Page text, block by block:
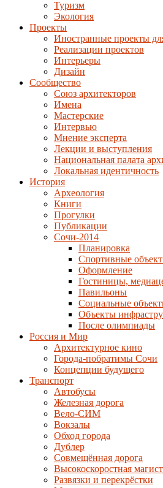
Туризм
Экология
Проекты
Иностранные проекты
Реализации проектов
Интерьеры
Дизайн
Сообщество
Союз архитекторов
Имена
Мастерские
Интервью
Мнение эксперта
Лекции и выступления
Национальная палата
Локальная идентичность
История
Археология
Книги
Прогулки
Публикации
Сочи-2014
Планировка
Спортивные
Оформление
Гостиницы,
Павильоны
Социальные
Объекты
После олимпиады
Россия и Мир
Архитектурное кино
Города-побратимы Сочи
Концепции будущего
Транспорт
Автобусы
Железная дорога
Вело-СИМ
Вокзалы
Обход города
Дублер
Совмещённая дорога
Высокоскоростная
Развязки и перекрёстки